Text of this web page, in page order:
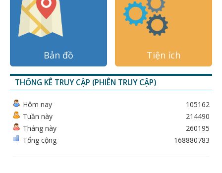
Bản đồ Tiện ích
THỐNG KÊ TRUY CẬP (PHIÊN TRUY CẬP)
Hôm nay
Tuần này
Tháng này
Tổng cộng
105162
214490
260195
168880783